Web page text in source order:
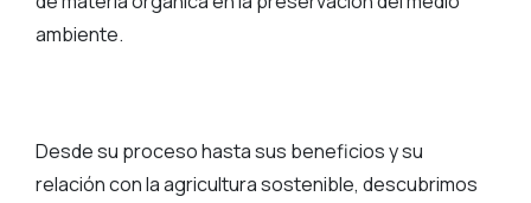
ambiente.
Desde su proceso hasta sus beneficios y su
relación con la agricultura sostenible, descubrimos